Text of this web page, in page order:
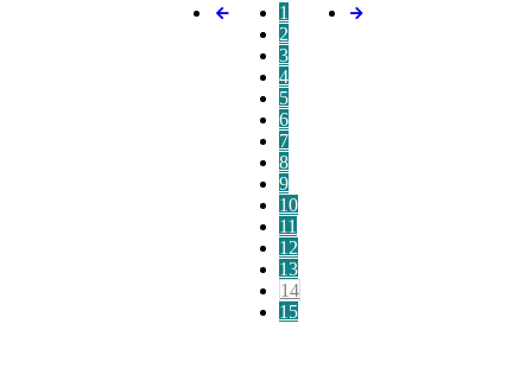
1
2
3
4
5
6
7
8
9
10
11
12
13
14
15